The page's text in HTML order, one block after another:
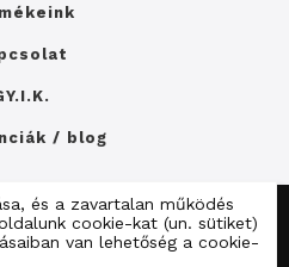
/ blog
Telefon: +36202115151
tájékoztató
és a zavartalan működés
cookie-kat (un. sütiket)
van lehetőség a cookie-